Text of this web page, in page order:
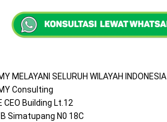
MELAYANI SELURUH WILAYAH INDONESIA
Consulting
CEO Building Lt.12
Simatupang N0 18C